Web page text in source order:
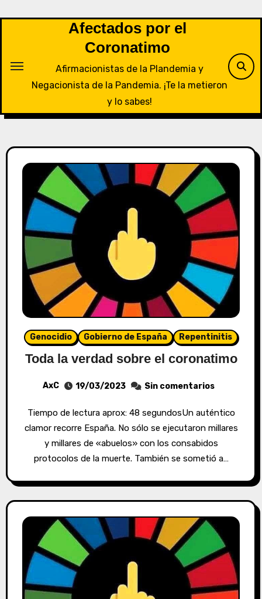
Afectados por el
Coronatimo
Afirmacionistas de la Plandemia y
Negacionista de la Pandemia. ¡Te la metieron
y lo sabes!
Genocidio Gobierno de España Repentinitis
Toda la verdad sobre el coronatimo
AxC 19/03/2023 Sin comentarios
Tiempo de lectura aprox: 48 segundosUn auténtico
clamor recorre España. No sólo se ejecutaron millares
y millares de «abuelos» con los consabidos
protocolos de la muerte. También se sometió a…